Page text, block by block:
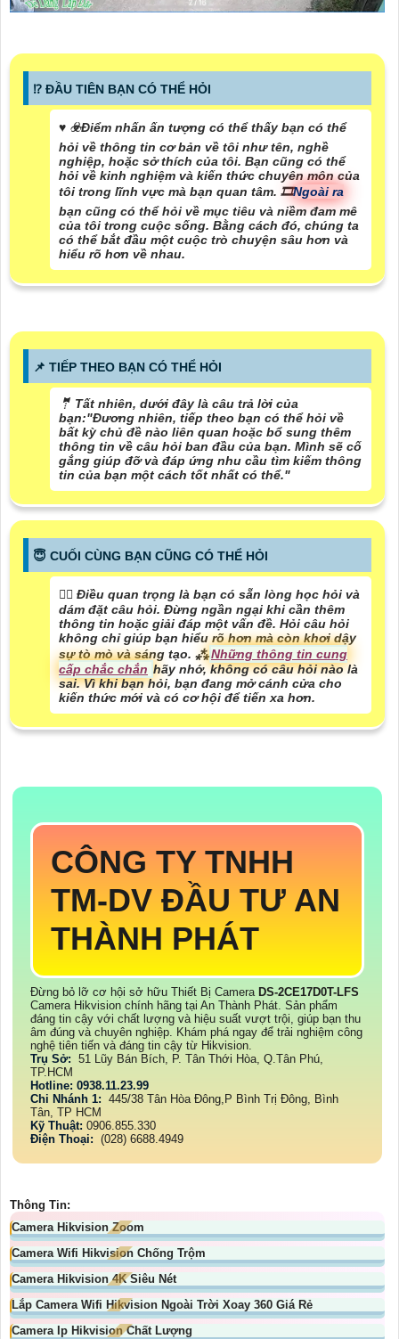
⁉️ ĐẦU TIÊN BẠN CÓ THỂ HỎI
♥️ ☣️Điểm nhấn ấn tượng có thể thấy bạn có thể
hỏi về thông tin cơ bản về tôi như tên, nghề
nghiệp, hoặc sở thích của tôi. Bạn cũng có thể
hỏi về kinh nghiệm và kiến thức chuyên môn của
tôi trong lĩnh vực mà bạn quan tâm. 🎞Ngoài ra
bạn cũng có thể hỏi về mục tiêu và niềm đam mê
của tôi trong cuộc sống. Bằng cách đó, chúng ta
có thể bắt đầu một cuộc trò chuyện sâu hơn và
hiểu rõ hơn về nhau.
📌 TIẾP THEO BẠN CÓ THỂ HỎI
🤵 Tất nhiên, dưới đây là câu trả lời của
bạn:"Đương nhiên, tiếp theo bạn có thể hỏi về
bất kỳ chủ đề nào liên quan hoặc bổ sung thêm
thông tin về câu hỏi ban đầu của bạn. Mình sẽ cố
gắng giúp đỡ và đáp ứng nhu cầu tìm kiếm thông
tin của bạn một cách tốt nhất có thể."
😇 CUỐI CÙNG BẠN CŨNG CÓ THỂ HỎI
❤️‍💋‍ Điều quan trọng là bạn có sẵn lòng học hỏi và
dám đặt câu hỏi. Đừng ngần ngại khi cần thêm
thông tin hoặc giải đáp một vấn đề. Hỏi câu hỏi
không chỉ giúp bạn hiểu rõ hơn mà còn khơi dậy
sự tò mò và sáng tạo. ⁂Những thông tin cung
cấp chắc chắn hãy nhớ, không có câu hỏi nào là
sai. Vì khi bạn hỏi, bạn đang mở cánh cửa cho
kiến thức mới và có cơ hội để tiến xa hơn.
CÔNG TY TNHH
TM-DV ĐẦU TƯ AN
THÀNH PHÁT
Đừng bỏ lỡ cơ hội sở hữu Thiết Bị Camera DS-2CE17D0T-LFS
Camera Hikvision chính hãng tại An Thành Phát. Sản phẩm
đáng tin cậy với chất lượng và hiệu suất vượt trội, giúp bạn thu
âm đúng và chuyên nghiệp. Khám phá ngay để trải nghiệm công
nghệ tiên tiến và đáng tin cậy từ Hikvision.
Trụ Sở: 51 Lũy Bán Bích, P. Tân Thới Hòa, Q.Tân Phú,
TP.HCM
Hotline: 0938.11.23.99
Chi Nhánh 1: 445/38 Tân Hòa Đông,P Bình Trị Đông, Bình
Tân, TP HCM
Kỹ Thuật: 0906.855.330
Điện Thoại: (028) 6688.4949
Thông Tin:
Camera Hikvision Zoom
Camera Wifi Hikvision Chống Trộm
Camera Hikvision 4K Siêu Nét
Lắp Camera Wifi Hikvision Ngoài Trời Xoay 360 Giá Rẻ
Camera Ip Hikvision Chất Lượng